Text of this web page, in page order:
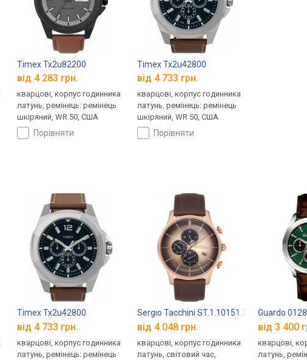
Timex Tx2u82200
від 4 283 грн.
кварцові, корпус годинника
латунь, ремінець: ремінець
шкіряний, WR 50, США
порівняти
Timex Tx2u42800
від 4 733 грн.
кварцові, корпус годинника
латунь, ремінець: ремінець
шкіряний, WR 50, США
порівняти
Timex Tx2u42800
від 4 733 грн.
кварцові, корпус годинника
латунь, ремінець: ремінець
Sergio Tacchini ST.1.10151.3
від 4 048 грн.
кварцові, корпус годинника
латунь, світовий час,
Guardo
від 3 400
кварцові,
латунь,